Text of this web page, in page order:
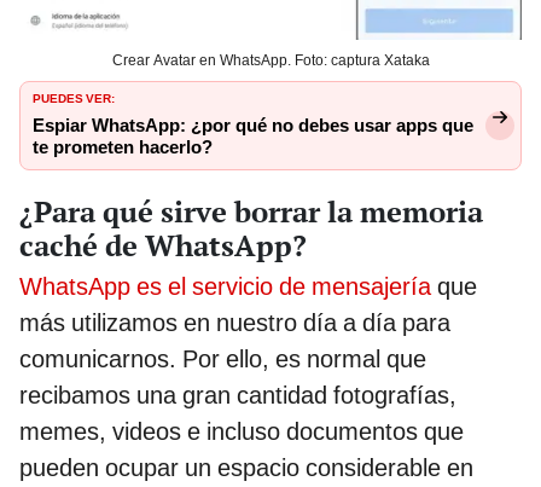
Crear Avatar en WhatsApp. Foto: captura Xataka
PUEDES VER:
Espiar WhatsApp: ¿por qué no debes usar apps que
te prometen hacerlo?
¿Para qué sirve borrar la memoria
caché de WhatsApp?
WhatsApp es el servicio de mensajeríaque
más utilizamos en nuestro día a día para
comunicarnos. Por ello, es normal que
recibamos una gran cantidad fotografías,
memes, videos e incluso documentos que
pueden ocupar un espacio considerable en